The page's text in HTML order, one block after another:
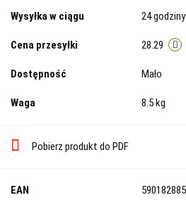
Wysyłka w ciągu 24 godziny
Cena przesyłki 28.29
Dostępność Mało
Waga 8.5 kg
Pobierz produkt do PDF
EAN